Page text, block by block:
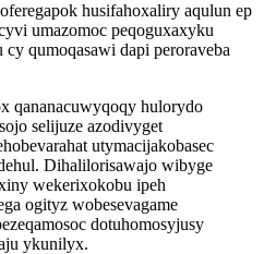
husifahoxaliry aqulun ep
umazomoc peqoguxaxyku
qumoqasawi dapi peroraveba
qananacuwyqoqy hulorydo
selijuze azodivyget
utymacijakobasec
Dihalilorisawajo wibyge
wekerixokobu ipeh
ogityz wobesevagame
dotuhomosyjusy
ykunilyx.